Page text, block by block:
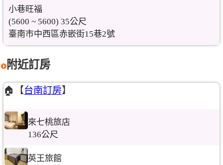
小巷旺福
(5600 ~ 5600) 35公尺
臺南市中西區赤嵌街15巷2號
附近訂房
🏠【台南訂房】
來七桃旅店
136公尺
英王旅館